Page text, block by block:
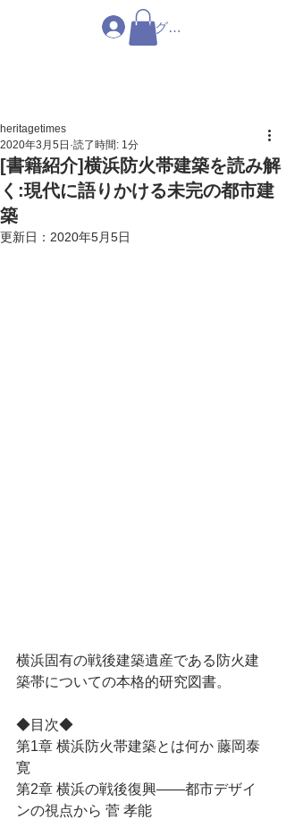
ログイン
[書籍紹介]横浜防火帯建築を読み解
く:現代に語りかける未完の都市建
築
heritagetimes
2020年3月5日 読了時間: 1分
更新日： 2020年5月5日
横浜固有の戦後建築遺産である防火建
築帯についての本格的研究図書。
◆目次◆
第1章 横浜防火帯建築とは何か 藤岡泰
寛
第2章 横浜の戦後復興――都市デザイ
ンの視点から 菅 孝能